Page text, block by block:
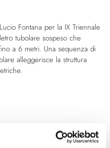
Fontana per la IX Triennale
tubolare sospeso che
a 6 metri. Una sequenza di
alleggerisce la struttura
Paolo Rizzatto, 2019